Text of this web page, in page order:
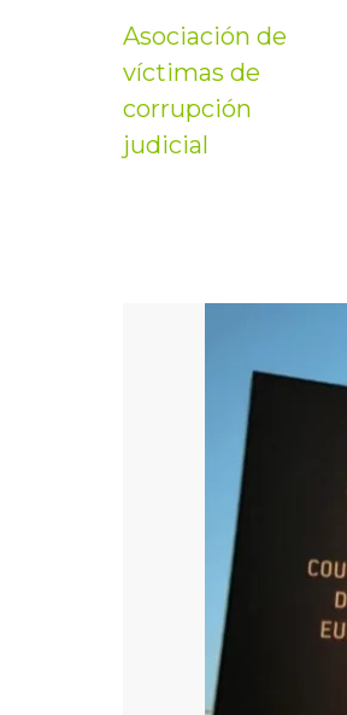
Asociación de
víctimas de
corrupción
judicial